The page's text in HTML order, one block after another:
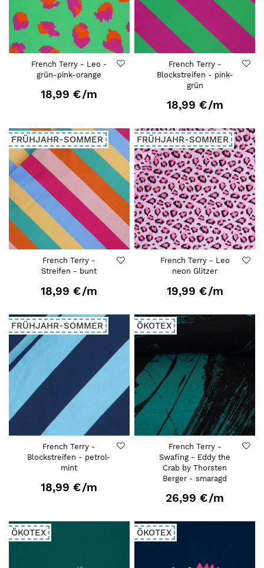
French Terry - Leo -
grün-pink-orange
18,99 €/m
French Terry -
Blockstreifen - pink-
grün
18,99 €/m
FRÜHJAHR-SOMMER
French Terry -
Streifen - bunt
18,99 €/m
FRÜHJAHR-SOMMER
French Terry - Leo
neon Glitzer
19,99 €/m
FRÜHJAHR-SOMMER
French Terry -
Blockstreifen - petrol-
mint
18,99 €/m
ÖKOTEX
French Terry -
Swafing - Eddy the
Crab by Thorsten
Berger - smaragd
26,99 €/m
ÖKOTEX ÖKOTEX